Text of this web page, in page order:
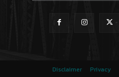
Disclaimer Privacy